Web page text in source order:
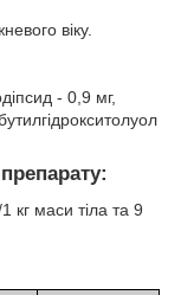
віку.
- 0,9 мг,
кг маси тіла та 9